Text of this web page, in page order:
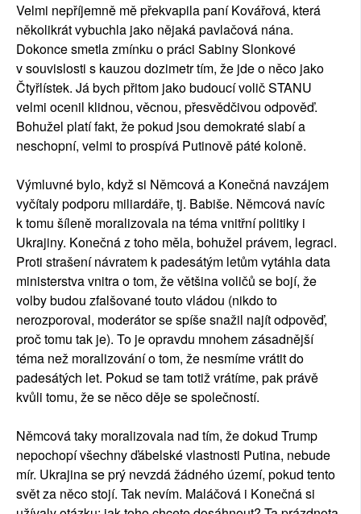
Velmi nepříjemně mě překvapila paní Kovářová, která
několikrát vybuchla jako nějaká pavlačová nána.
Dokonce smetla zmínku o práci Sabiny Slonkové
v souvislosti s kauzou dozimetr tím, že jde o něco jako
Čtyřlístek. Já bych přitom jako budoucí volič STANU
velmi ocenil klidnou, věcnou, přesvědčivou odpověď.
Bohužel platí fakt, že pokud jsou demokraté slabí a
neschopní, velmi to prospívá Putinově páté koloně.
Výmluvné bylo, když si Němcová a Konečná navzájem
vyčítaly podporu miliardáře, tj. Babiše. Němcová navíc
k tomu šíleně moralizovala na téma vnitřní politiky i
Ukrajiny. Konečná z toho měla, bohužel právem, legraci.
Proti strašení návratem k padesátým letům vytáhla data
ministerstva vnitra o tom, že většina voličů se bojí, že
volby budou zfalšované touto vládou (nikdo to
nerozporoval, moderátor se spíše snažil najít odpověď,
proč tomu tak je). To je opravdu mnohem zásadnější
téma než moralizování o tom, že nesmíme vrátit do
padesátých let. Pokud se tam totiž vrátíme, pak právě
kvůli tomu, že se něco děje se společností.
Němcová taky moralizovala nad tím, že dokud Trump
nepochopí všechny ďábelské vlastnosti Putina, nebude
mír. Ukrajina se prý nevzdá žádného území, pokud tento
svět za něco stojí. Tak nevím. Maláčová i Konečná si